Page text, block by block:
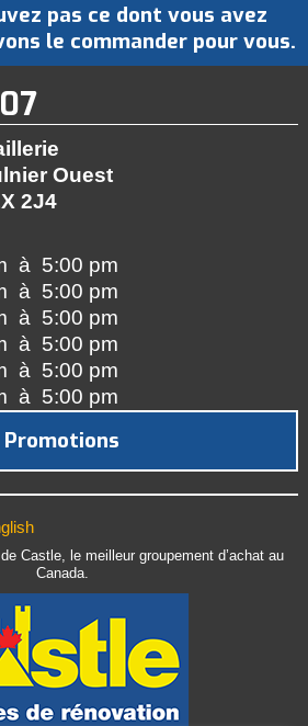
pas ce dont vous avez
le commander pour vous.
Ouest
2J4
à 5:00 pm
à 5:00 pm
à 5:00 pm
à 5:00 pm
à 5:00 pm
à 5:00 pm
Promotions
Castle, le meilleur groupement d’achat au
Canada.